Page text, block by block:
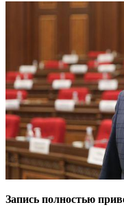
Запись полностью